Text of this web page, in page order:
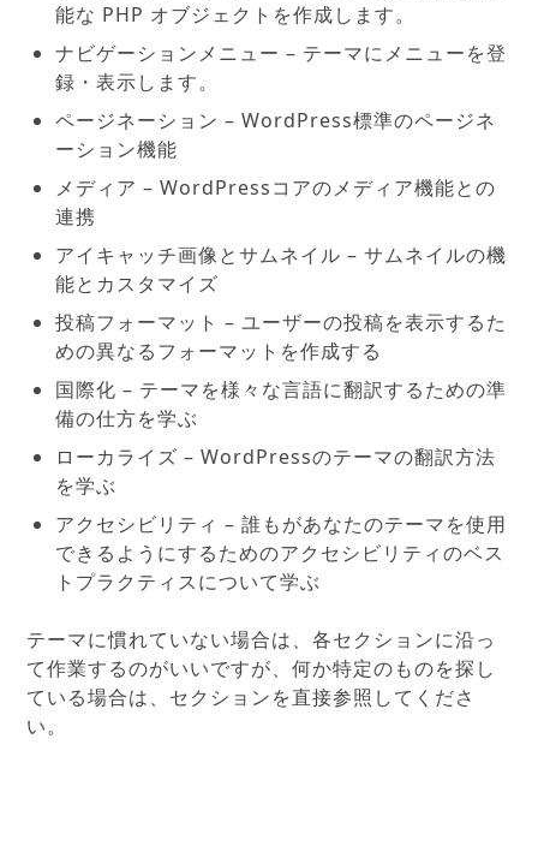
能な PHP オブジェクトを作成します。
ナビゲーションメニュー – テーマにメニューを登
録・表示します。
ページネーション – WordPress標準のページネ
ーション機能
メディア – WordPressコアのメディア機能との
連携
アイキャッチ画像とサムネイル – サムネイルの機
能とカスタマイズ
投稿フォーマット – ユーザーの投稿を表示するた
めの異なるフォーマットを作成する
国際化 – テーマを様々な言語に翻訳するための準
備の仕方を学ぶ
ローカライズ – WordPressのテーマの翻訳方法
を学ぶ
アクセシビリティ – 誰もがあなたのテーマを使用
できるようにするためのアクセシビリティのベス
トプラクティスについて学ぶ
テーマに慣れていない場合は、各セクションに沿っ
て作業するのがいいですが、何か特定のものを探し
ている場合は、セクションを直接参照してくださ
い。